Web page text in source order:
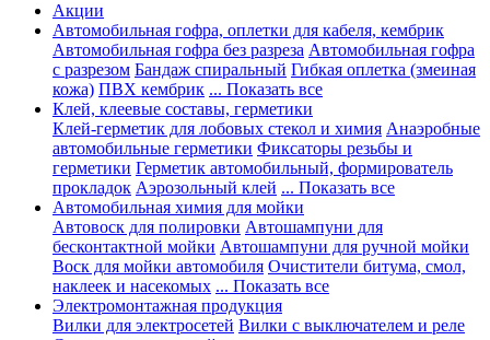
Акции
Автомобильная гофра, оплетки для кабеля, кембрик
Автомобильная гофра без разреза Автомобильная гофра
с разрезом Бандаж спиральный Гибкая оплетка (змеиная
кожа) ПВХ кембрик ... Показать все
Клей, клеевые составы, герметики
Клей-герметик для лобовых стекол и химия Анаэробные
автомобильные герметики Фиксаторы резьбы и
герметики Герметик автомобильный, формирователь
прокладок Аэрозольный клей ... Показать все
Автомобильная химия для мойки
Автовоск для полировки Автошампуни для
бесконтактной мойки Автошампуни для ручной мойки
Воск для мойки автомобиля Очистители битума, смол,
наклеек и насекомых ... Показать все
Электромонтажная продукция
Вилки для электросетей Вилки с выключателем и реле